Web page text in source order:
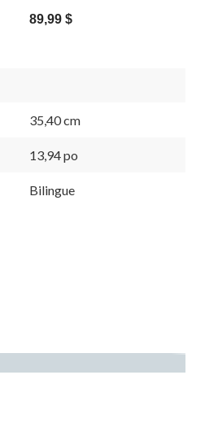
89,99 $
35,40 cm
13,94 po
Bilingue